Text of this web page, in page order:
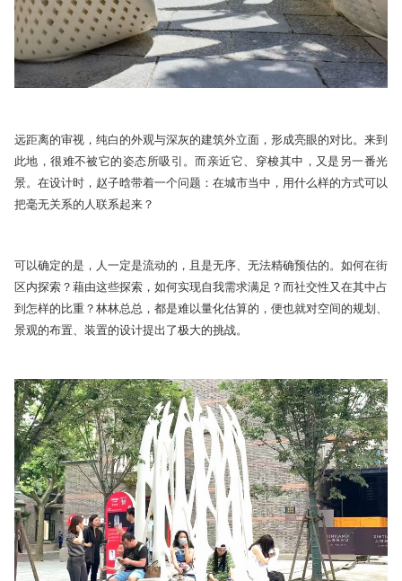
远距离的审视，纯白的外观与深灰的建筑外立面，形成亮眼的对比。来到
此地，很难不被它的姿态所吸引。而亲近它、穿梭其中，又是 另一番光
景。在设计时，赵子晗带着一个问题：在城市当中，用什么样的方式可以
把毫无关系的人联系起来？
可以确定的是，人一定是流动的，且是无序、无法精确预估的。如何在街
区内探索？藉由这些探索，如何实现自我需求满足？而社交性又在其中占
到怎样的比重？林林总总，都是难以量化估算的，便也就对空间的规划、
景观的布置、装置的设计提出了极大的挑战。